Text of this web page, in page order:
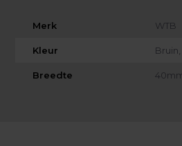
Merk WTB
Kleur
Breedte